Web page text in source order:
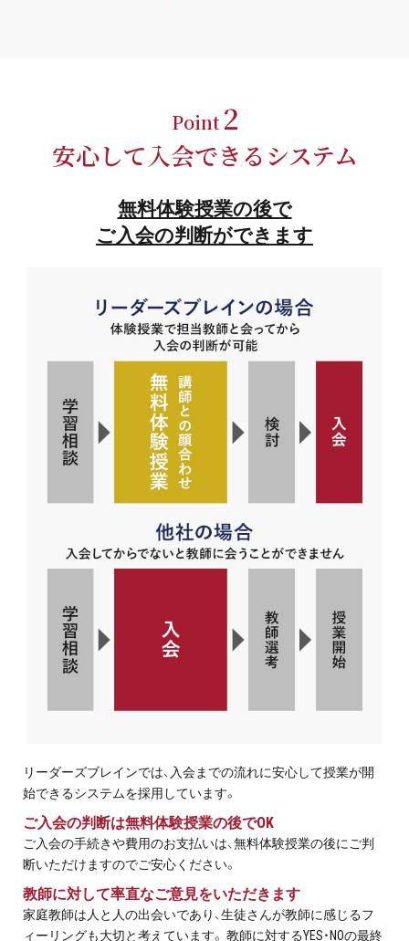
Point2
安心して入会できるシステム
無料体験授業の後で
ご入会の判断ができます
リーダーズブレインでは、入会までの流れに安心して授業が開
始できるシステムを採用しています。
ご入会の判断は無料体験授業の後でOK
ご入会の手続きや費用のお支払いは、無料体験授業の後にご判
断いただけますのでご安心ください。
教師に対して率直なご意見をいただきます
家庭教師は人と人の出会いであり、生徒さんが教師に感じるフ
ィーリングも大切と考えています。 教師に対するYES・NOの最終